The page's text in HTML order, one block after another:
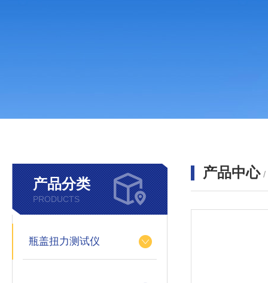
产品分类
PRODUCTS
瓶盖扭力测试仪
产品中心 /